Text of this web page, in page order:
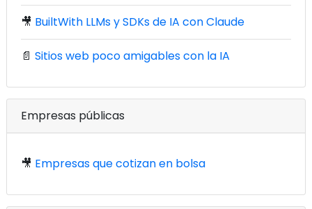
🎥 BuiltWith LLMs y SDKs de IA con Claude
📄 Sitios web poco amigables con la IA
Empresas públicas
🎥 Empresas que cotizan en bolsa